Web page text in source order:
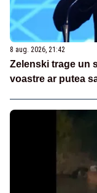
8 aug. 2026, 21:42
Zelenski trage un
voastre ar putea